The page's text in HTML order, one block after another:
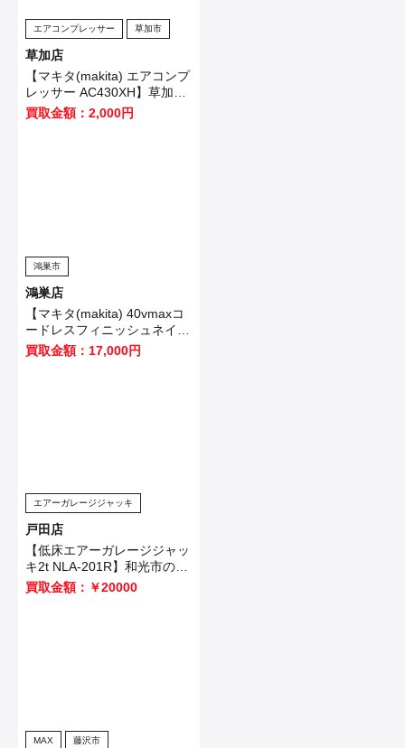
エアコンプレッサー 草加市
草加店
【マキタ(makita) エアコンプ
レッサー AC430XH】草加市
のお客様から買取させて頂き
ました！
買取金額：2,000円
鴻巣市
鴻巣店
【マキタ(makita) 40vmaxコ
ードレスフィニッシュネイラ
FN001GZ】を鴻巣市のお客
様から買取させていただきま
買取金額：17,000円
エアーガレージジャッキ
戸田店
【低床エアーガレージジャッ
キ2t NLA-201R】和光市のお
客様から買取させて頂きまし
買取金額：￥20000
MAX 藤沢市